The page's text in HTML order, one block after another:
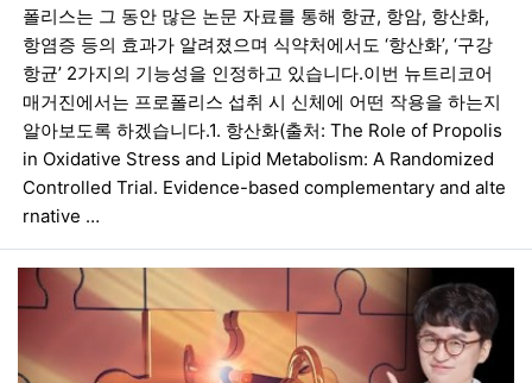
폴리스는 그 동안 많은 논문 자료를 통해 항균, 항암, 항산화,
항염증 등의 효과가 알려졌으며 식약처에서도 ‘항산화’, ‘구강
항균’ 2가지의 기능성을 인정하고 있습니다.이번 뉴트리코어
매거진에서는 프로폴리스 섭취 시 신체에 어떤 작용을 하는지
알아보도록 하겠습니다.1. 항산화(출처: The Role of Propolis
in Oxidative Stress and Lipid Metabolism: A Randomized
Controlled Trial. Evidence-based complementary and alte
rnative …